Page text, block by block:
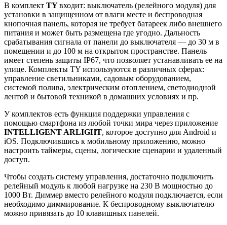
В комплект TYвходит: выключатель (релейного модуля) для
установки в защищенном от влаги месте и беспроводная
кнопочная панель, которая не требует батареек либо внешнего
питания и может быть размещена где угодно. Дальность
срабатывания сигнала от панели до выключателя — до 30 м в
помещении и до 100 м на открытом пространстве. Панель
имеет степень защиты IP67, что позволяет устанавливать ее на
улице. Комплекты TY используются в различных сферах:
управление светильниками, садовым оборудованием,
системой полива, электрическим отоплением, светодиодной
лентой и бытовой техникой в домашних условиях и пр.
У комплектов есть функция поддержки управления с
помощью смартфона из любой точки мира через приложение
INTELLIGENT ARLIGHT, которое доступно для Android и
iOS. Подключившись к мобильному приложению, можно
настроить таймеры, сцены, логические сценарии и удаленный
доступ.
Чтобы создать систему управления, достаточно подключить
релейный модуль к любой нагрузке на 230 В мощностью до
1000 Вт. Диммер вместо релейного модуля подключается, если
необходимо диммирование. К беспроводному выключателю
можно привязать до 10 клавишных панелей.